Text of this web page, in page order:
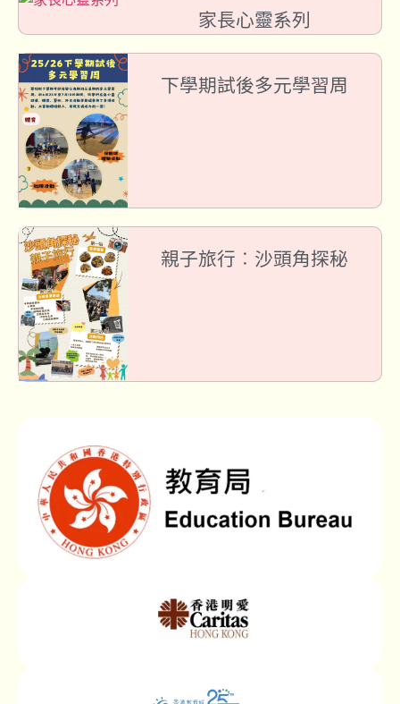
家長心靈系列
下學期試後多元學習周
親子旅行︰沙頭角探秘